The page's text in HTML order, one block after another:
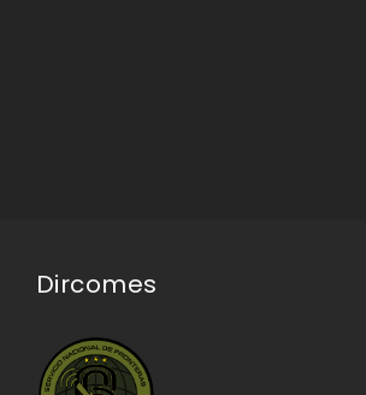
Dircomes